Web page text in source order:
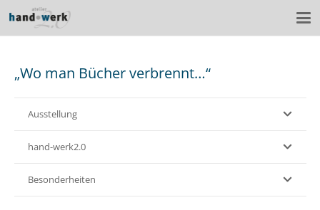
„Wo man Bücher verbrennt…“
Ausstellung
hand-werk2.0
Besonderheiten